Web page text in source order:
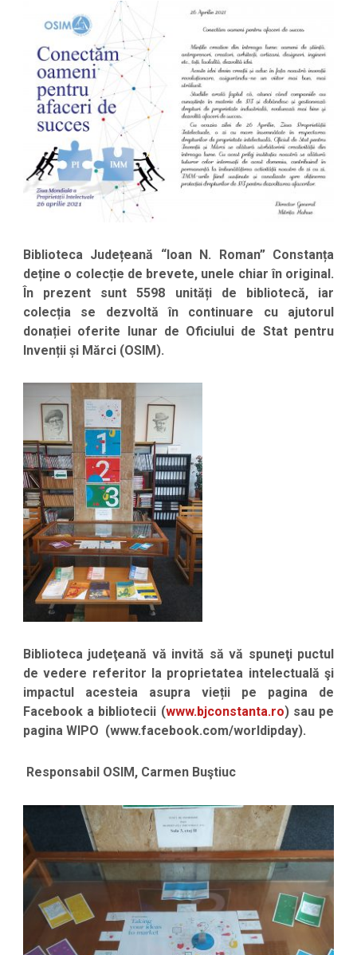
Biblioteca Județeană “Ioan N. Roman” Constanța
deține o colecție de brevete, unele chiar în original.
În prezent sunt5598 unități de bibliotecă, iar
colecția se dezvoltă în continuare cu ajutorul
donației oferite lunar de Oficiului de Stat pentru
Invenții și Mărci (OSIM).
Biblioteca judeţeană vă invită să vă spuneţi puctul
de vedere referitor la proprietatea intelectuală şi
impactul acesteia asupra vieții pe pagina de
Facebook a bibliotecii (www.bjconstanta.ro) sau pe
pagina WIPO (www.facebook.com/worldipday).
Responsabil OSIM, Carmen Buştiuc